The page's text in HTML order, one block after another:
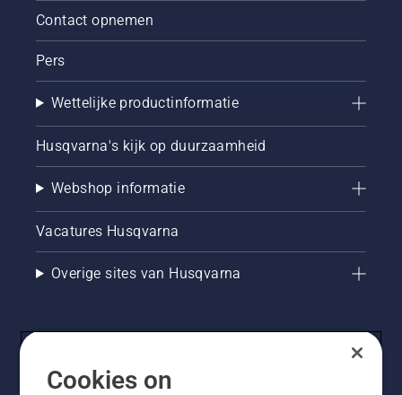
Contact opnemen
Pers
Wettelijke productinformatie
Husqvarna's kijk op duurzaamheid
Webshop informatie
Vacatures Husqvarna
Overige sites van Husqvarna
Cookies on